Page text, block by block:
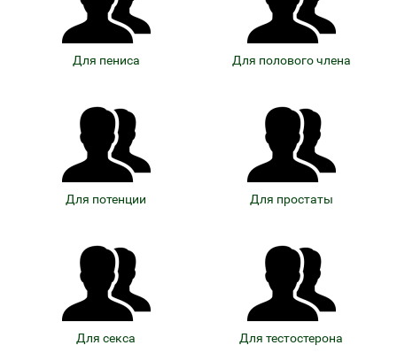
Для пениса Для полового члена
Для потенции Для простаты
Для секса Для тестостерона